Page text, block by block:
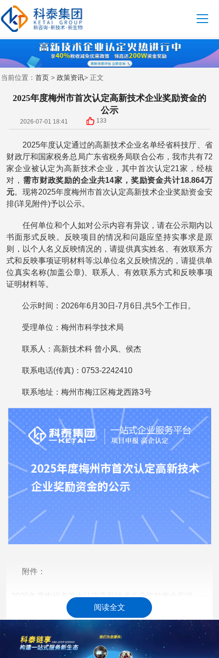
当前位置： 首页 > 政策资讯> 正文
2025年度梅州市首次认定高新技术企业奖励资金的
公示
2026-07-01 18:41 133
2025年度认定通过的高新技术企业名单经省科技厅、省
财政厅和国家税务总局广东省税务局联合公布，我市共有72
家企业被认定为高新技术企业，其中首次认定21家，经核
对， 需市财政奖励的企业共14家，奖励资金共计18.864万
元。现将2025年度梅州市首次认定高新技术企业奖励资金安
排(详见附件)予以公示。
任何单位和个人如对公示内容有异议，请在公示期内以
书面形式反映。反映项目的情况和问题应坚持实事求是原
则，以个人名义反映情况的，请提供真实姓名、有效联系方
式和反映事项证明材料等;以单位名义反映情况的，请提供单
位真实名称(加盖公章)、联系人、有效联系方式和反映事项
证明材料等。
公示时间：2026年6月30日-7月6日,共5个工作日。
受理单位：梅州市科学技术局
联系人：高新技术科 曾小凤、侯杰
联系电话(传真)：0753-2242410
联系地址：梅州市梅江区梅龙西路3号
附件：
2025年度梅州市首次认定高新技术企业奖励资金安排
48a6d937b5e077bcdfc1a110b1998a5c.pdf
KB)
阅读全文